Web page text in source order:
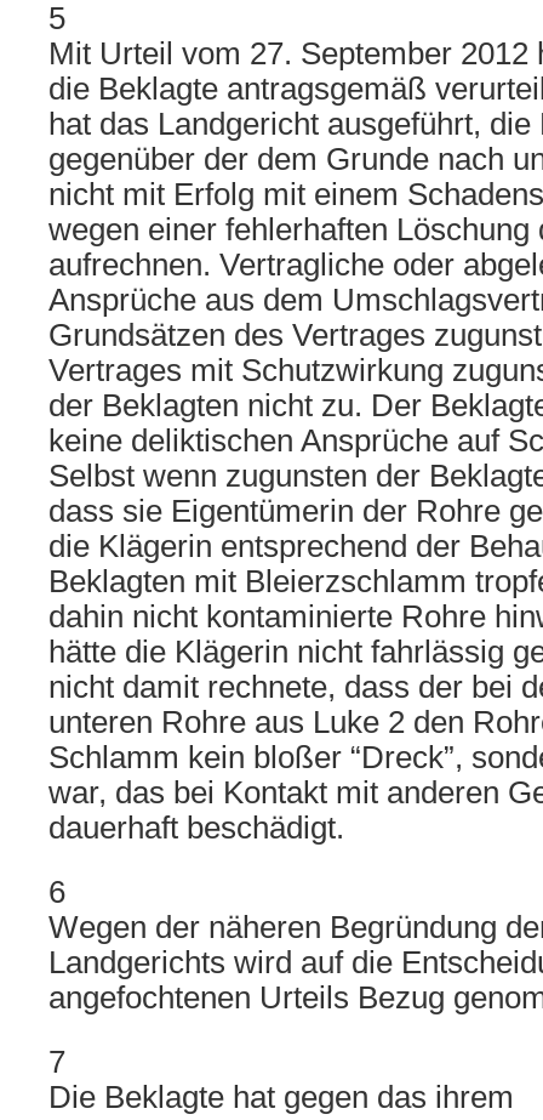
5
Mit Urteil vom 27. September 2012
die Beklagte antragsgemäß
hat das Landgericht ausgeführt,
gegenüber der dem Grunde nach
nicht mit Erfolg mit einem
wegen einer fehlerhaften Löschung
aufrechnen. Vertragliche oder
Ansprüche aus dem
Grundsätzen des Vertrages
Vertrages mit Schutzwirkung
der Beklagten nicht zu. Der
keine deliktischen Ansprüche auf
Selbst wenn zugunsten der
dass sie Eigentümerin der Rohre
die Klägerin entsprechend der
Beklagten mit Bleierzschlamm
dahin nicht kontaminierte Rohre
hätte die Klägerin nicht fahrlässig
nicht damit rechnete, dass der bei
unteren Rohre aus Luke 2 den
Schlamm kein bloßer “Dreck”,
war, das bei Kontakt mit anderen
dauerhaft beschädigt.
6
Wegen der näheren Begründung
Landgerichts wird auf die
angefochtenen Urteils Bezug
7
Die Beklagte hat gegen das ihrem